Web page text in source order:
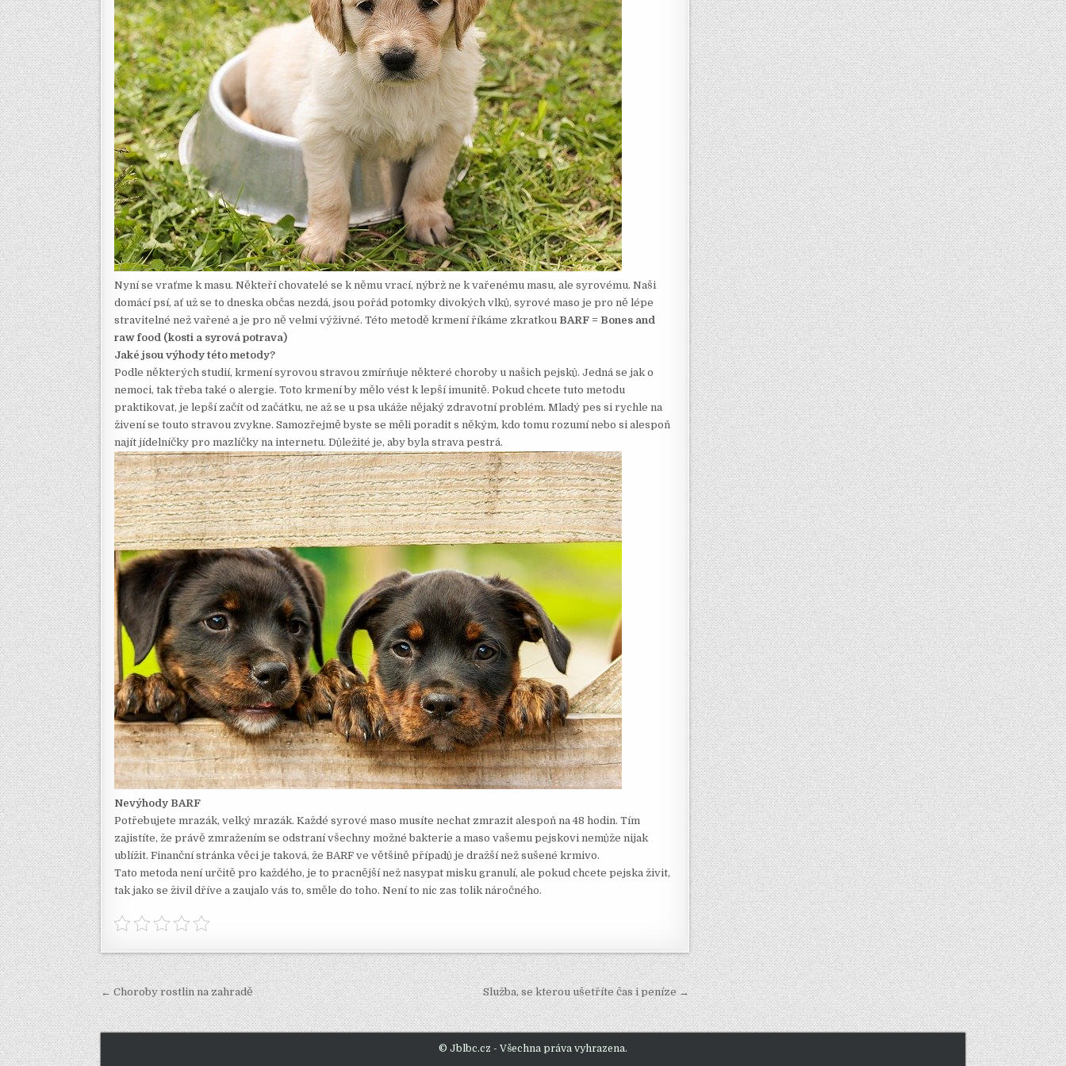
Nyní se vraťme k masu. Někteří chovatelé se k němu vrací, nýbrž ne k vařenému masu, ale syrovému. Naši
domácí psí, ať už se to dneska občas nezdá, jsou pořád potomky divokých vlků, syrové maso je pro ně lépe
stravitelné než vařené a je pro ně velmi výživné. Této metodě krmení říkáme zkratkou BARF = Bones and
raw food (kosti a syrová potrava)
Jaké jsou výhody této metody?
Podle některých studií, krmení syrovou stravou zmírňuje některé choroby u našich pejsků. Jedná se jak o
nemoci, tak třeba také o alergie. Toto krmení by mělo vést k lepší imunitě. Pokud chcete tuto metodu
praktikovat, je lepší začít od začátku, ne až se u psa ukáže nějaký zdravotní problém. Mladý pes si rychle na
živení se touto stravou zvykne. Samozřejmě byste se měli poradit s někým, kdo tomu rozumí nebo si alespoň
najít jídelníčky pro mazlíčky na internetu. Důležité je, aby byla strava pestrá.
Nevýhody BARF
Potřebujete mrazák, velký mrazák. Každé syrové maso musíte nechat zmrazit alespoň na 48 hodin. Tím
zajistíte, že právě zmražením se odstraní všechny možné bakterie a maso vašemu pejskovi nemůže nijak
ublížit. Finanční stránka věci je taková, že BARF ve většině případů je dražší než sušené krmivo.
Tato metoda není určitě pro každého, je to pracnější než nasypat misku granulí, ale pokud chcete pejska živit,
tak jako se živil dříve a zaujalo vás to, směle do toho. Není to nic zas tolik náročného.
Navigace
pro
příspěvek
← Choroby rostlin na zahradě Služba, se kterou ušetříte čas i peníze →
© Jblbc.cz - Všechna práva vyhrazena.